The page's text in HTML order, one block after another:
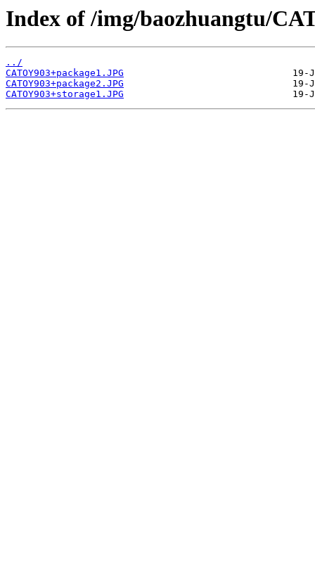
Index of /img/baozhuangtu/
../
CATOY903+package1.JPG
CATOY903+package2.JPG
CATOY903+storage1.JPG